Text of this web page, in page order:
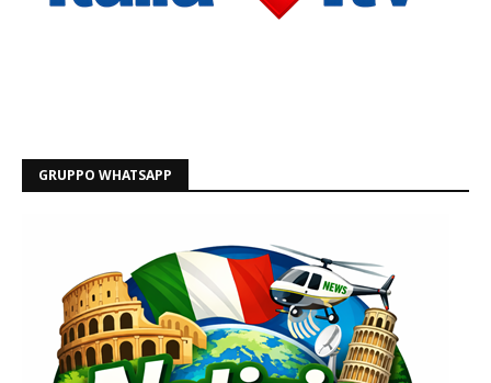
GRUPPO WHATSAPP